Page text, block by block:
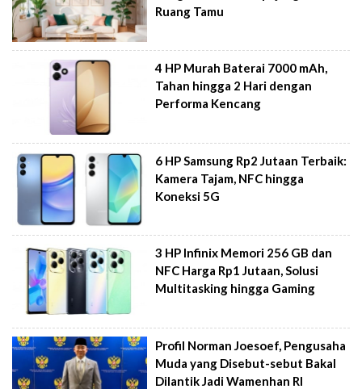
Ruang Tamu
4 HP Murah Baterai 7000 mAh,
Tahan hingga 2 Hari dengan
Performa Kencang
6 HP Samsung Rp2 Jutaan Terbaik:
Kamera Tajam, NFC hingga
Koneksi 5G
3 HP Infinix Memori 256 GB dan
NFC Harga Rp1 Jutaan, Solusi
Multitasking hingga Gaming
Profil Norman Joesoef, Pengusaha
Muda yang Disebut-sebut Bakal
Dilantik Jadi Wamenhan RI